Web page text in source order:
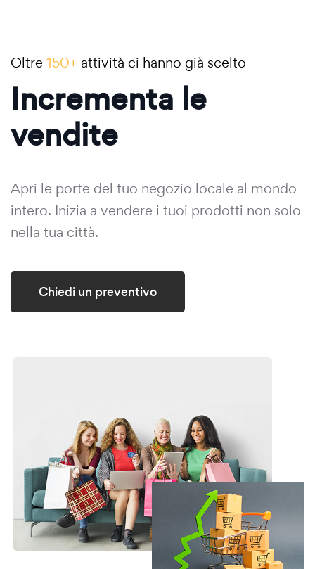
Oltre 150+ attività ci hanno già scelto
Incrementa le
vendite
Apri le porte del tuo negozio locale al mondo
intero. Inizia a vendere i tuoi prodotti non solo
nella tua città.
Chiedi un preventivo